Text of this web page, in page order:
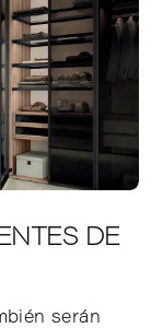
DE
serán